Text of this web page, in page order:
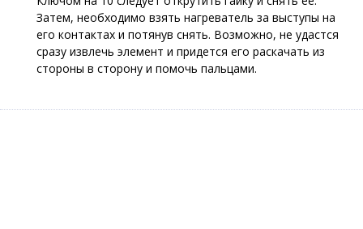
Затем, необходимо взять нагреватель за выступы на
его контактах и потянув снять. Возможно, не удастся
сразу извлечь элемент и придется его раскачать из
стороны в сторону и помочь пальцами.